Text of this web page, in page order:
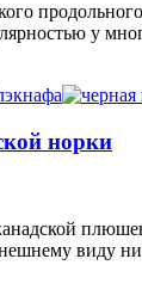
у
норки
виду